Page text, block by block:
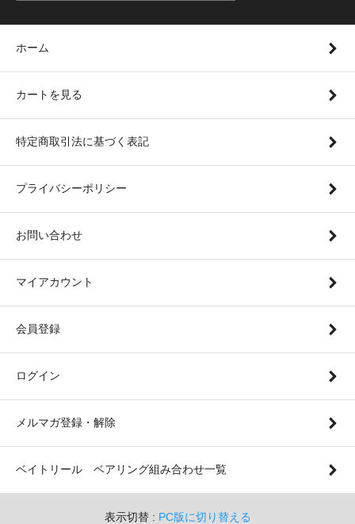
ホーム
カートを見る
特定商取引法に基づく表記
プライバシーポリシー
お問い合わせ
マイアカウント
会員登録
ログイン
メルマガ登録・解除
ベイトリール ベアリング組み合わせ一覧
表示切替 : PC版に切り替える